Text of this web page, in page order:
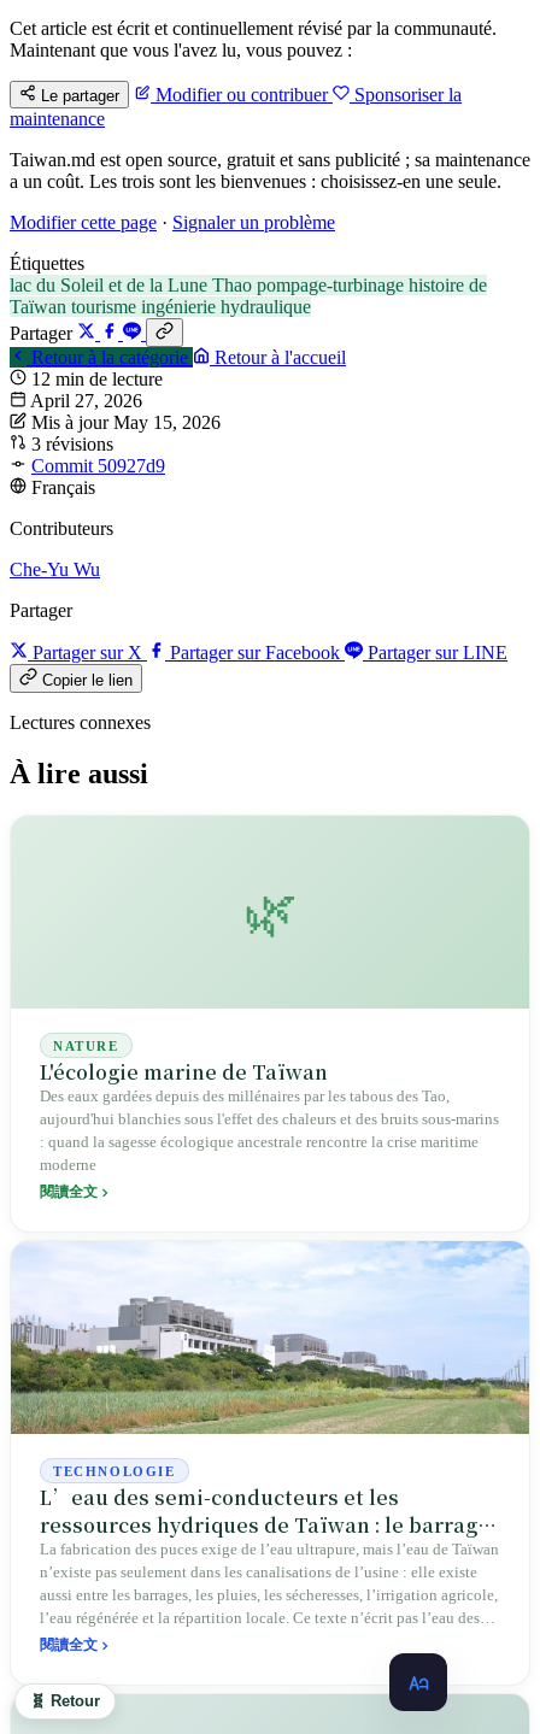
Cet article est écrit et continuellement révisé par la communauté.
Maintenant que vous l'avez lu, vous pouvez :
Le partager Modifier ou contribuer
Sponsoriser la
maintenance
Taiwan.md est open source, gratuit et sans publicité ; sa maintenance
a un coût. Les trois sont les bienvenues : choisissez-en une seule.
Modifier cette page · Signaler un problème
Étiquettes
lac du Soleil et de la Lune Thao pompage-turbinage histoire de
Taïwan tourisme ingénierie hydraulique
Partager
Retour à la catégorie
Retour à l'accueil
12 min de lecture
April 27, 2026
Mis à jour May 15, 2026
3 révisions
Commit 50927d9
Français
Contributeurs
Che-Yu Wu
Partager
Partager sur X Partager sur Facebook Partager sur LINE
Copier le lien
Lectures connexes
À lire aussi
🌿
NATURE
L'écologie marine de Taïwan
Des eaux gardées depuis des millénaires par les tabous des Tao,
aujourd'hui blanchies sous l'effet des chaleurs et des bruits sous-marins
: quand la sagesse écologique ancestrale rencontre la crise maritime
moderne
閱讀全文
TECHNOLOGIE
L’eau des semi-conducteurs et les
ressources hydriques de Taïwan : le barrage
à côté de l’usine de plaquettes
La fabrication des puces exige de l’eau ultrapure, mais l’eau de Taïwan
n’existe pas seulement dans les canalisations de l’usine : elle existe
aussi entre les barrages, les pluies, les sécheresses, l’irrigation agricole,
l’eau régénérée et la répartition locale. Ce texte n’écrit pas l’eau des
semi-conducteurs comme un conflit linéaire du type « TSMC accapare
l’eau » : il explique comment les procédés de pointe relient
l’hydrologie insulaire de Taïwan, la gouvernance publique, les
installations d’eau régénérée et les chaînes d’approvisionnement
閱讀全文
🧬 Retour